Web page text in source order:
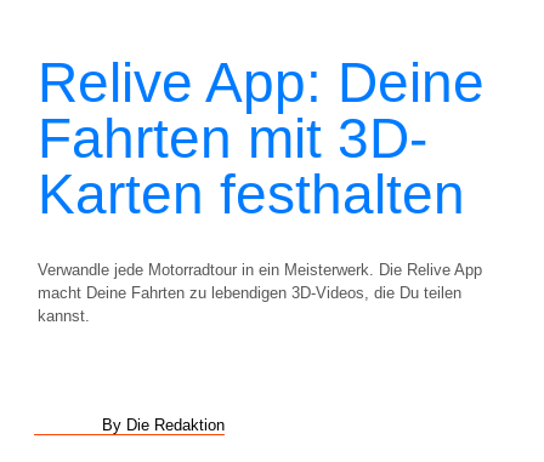
Relive App: Deine
Fahrten mit 3D-
Karten festhalten
Verwandle jede Motorradtour in ein Meisterwerk. Die Relive App
macht Deine Fahrten zu lebendigen 3D-Videos, die Du teilen
kannst.
By Die Redaktion